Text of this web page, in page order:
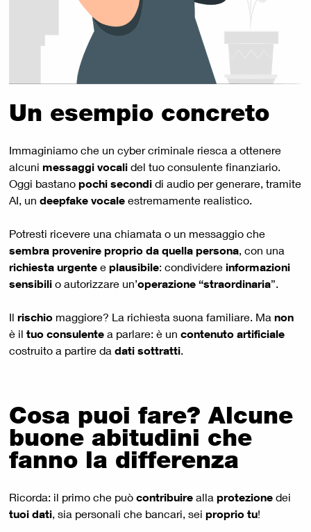
Un esempio concreto
Immaginiamo che un cyber criminale riesca a ottenere
alcuni messaggi vocali del tuo consulente finanziario.
Oggi bastano pochi secondi di audio per generare, tramite
AI, un deepfake vocale estremamente realistico.
Potresti ricevere una chiamata o un messaggio che
sembra provenire proprio da quella persona, con una
richiesta urgente e plausibile: condividere informazioni
sensibili o autorizzare un’operazione “straordinaria”.
Il rischio maggiore? La richiesta suona familiare. Ma non
è il tuo consulente a parlare: è un contenuto artificiale
costruito a partire da dati sottratti.
Cosa puoi fare? Alcune
buone abitudini che
fanno la differenza
Ricorda: il primo che può contribuire alla protezione dei
tuoi dati, sia personali che bancari, sei proprio tu!